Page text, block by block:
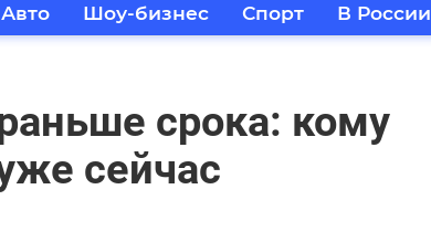
Авто Шоу-бизнес Спорт В России
срока: кому
сейчас